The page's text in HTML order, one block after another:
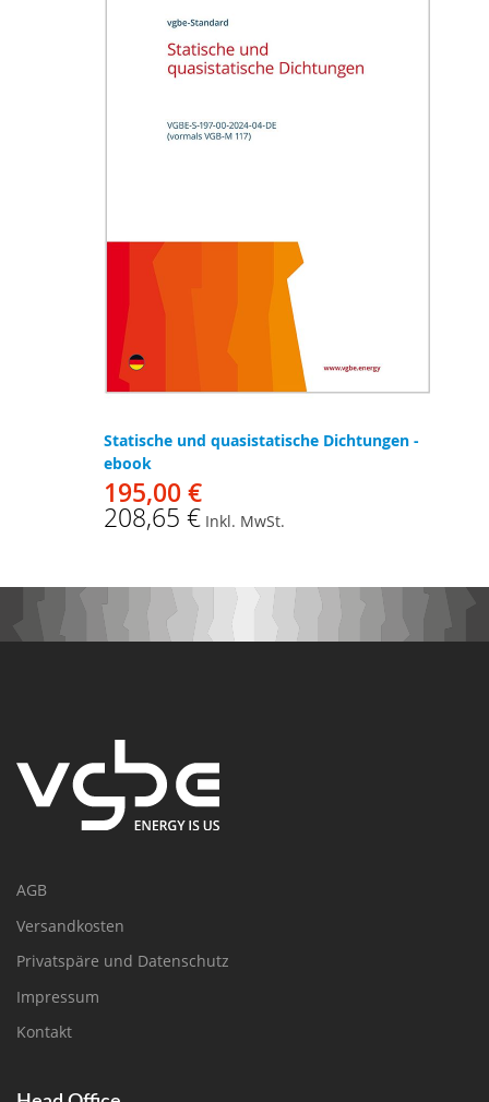
Statische und quasistatische Dichtungen -
ebook
195,00 €
208,65 € Inkl. MwSt.
AGB
Versandkosten
Privatspäre und Datenschutz
Impressum
Kontakt